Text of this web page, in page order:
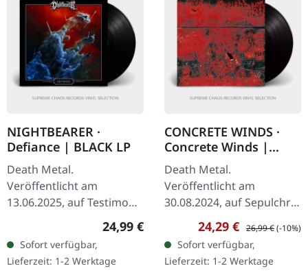
NIGHTBEARER ·
Defiance | BLACK LP
Death Metal.
Veröffentlicht am
13.06.2025, auf Testimony
Records. Schwarzes Vinyl
im Standard-Cover mit
insert. Limitiert auf 200
Exemplare.…
Regulärer Preis:
24,99 €
Sofort verfügbar,
Lieferzeit: 1-2 Werktage
CONCRETE WINDS ·
Concrete Winds |
BLACK LP
Death Metal.
Veröffentlicht am
30.08.2024, auf Sepulchral
Voice Records. Schwarzes
Vinyl. Das selbstbetitelte
Album von Concrete
Winds ist ein…
Verkaufspreis:
24,29 € Regulärer Preis:
26,99 €(-10%)
Sofort verfügbar,
Lieferzeit: 1-2 Werktage